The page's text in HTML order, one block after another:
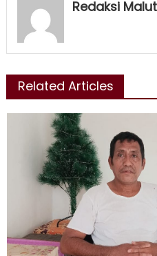
Redaksi
Related Articles